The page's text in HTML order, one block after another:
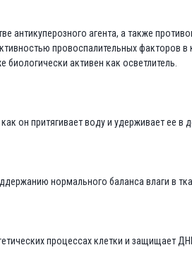
антикуперозного агента, а также
провоспалительных факторов
активен как осветлитель.
он притягивает воду и удерживает ее
нормального баланса влаги в
процессах клетки и защищает